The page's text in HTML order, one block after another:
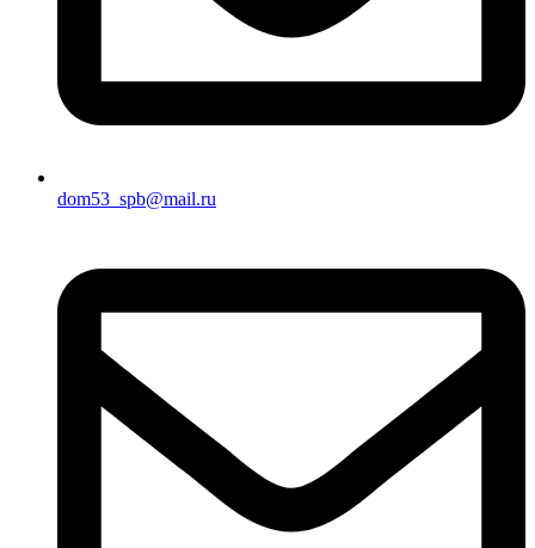
dom53_spb@mail.ru